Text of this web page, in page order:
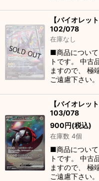
【バイオレッ
102/078
在庫なし
■商品につい
トです。 中古
ますので、 極
ご遠慮下さい
【バイオレッ
103/078
900円(税込)
在庫数 4個
■商品につい
トです。 中古
ますので、 極
ご遠慮下さい